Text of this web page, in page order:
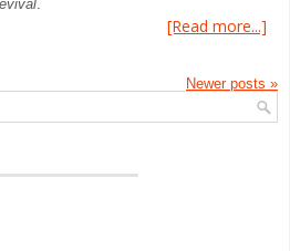
[Read more...]
Newer posts »